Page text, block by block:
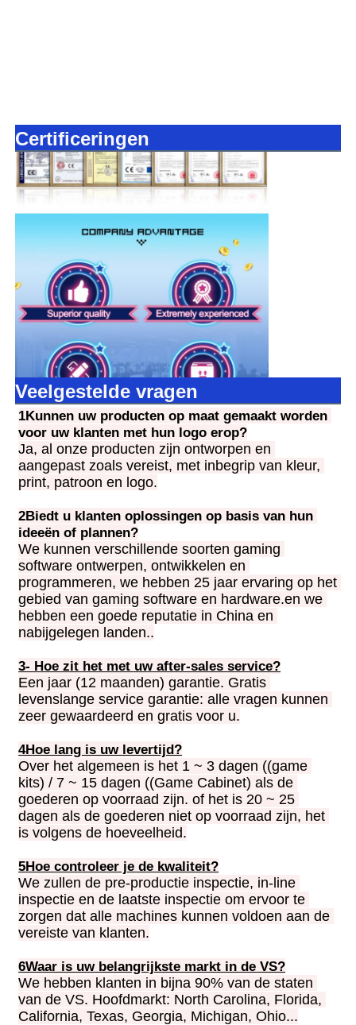
Certificeringen
Veelgestelde vragen
1Kunnen uw producten op maat gemaakt worden
voor uw klanten met hun logo erop?
Ja, al onze producten zijn ontworpen en
aangepast zoals vereist, met inbegrip van kleur,
print, patroon en logo.
2Biedt u klanten oplossingen op basis van hun
ideeën of plannen?
We kunnen verschillende soorten gaming
software ontwerpen, ontwikkelen en
programmeren, we hebben 25 jaar ervaring op het
gebied van gaming software en hardware.en we
hebben een goede reputatie in China en
nabijgelegen landen..
3- Hoe zit het met uw after-sales service?
Een jaar (12 maanden) garantie. Gratis
levenslange service garantie: alle vragen kunnen
zeer gewaardeerd en gratis voor u.
4Hoe lang is uw levertijd?
Over het algemeen is het 1 ~ 3 dagen ((game
kits) / 7 ~ 15 dagen ((Game Cabinet) als de
goederen op voorraad zijn. of het is 20 ~ 25
dagen als de goederen niet op voorraad zijn, het
is volgens de hoeveelheid.
5Hoe controleer je de kwaliteit?
We zullen de pre-productie inspectie, in-line
inspectie en de laatste inspectie om ervoor te
zorgen dat alle machines kunnen voldoen aan de
vereiste van klanten.
6Waar is uw belangrijkste markt in de VS?
We hebben klanten in bijna 90% van de staten
van de VS. Hoofdmarkt: North Carolina, Florida,
California, Texas, Georgia, Michigan, Ohio...